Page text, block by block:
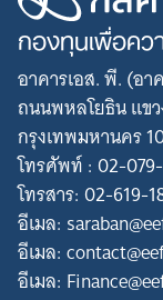
กองทุนเพื่อค
อาคารเอส. พี. (อา
ถนนพหลโยธิน แข
กรุงเทพมหานคร
โทรศัพท์ : 02-
โทรสาร: 02-619-
อีเมล:
อีเมล:
อีเมล: